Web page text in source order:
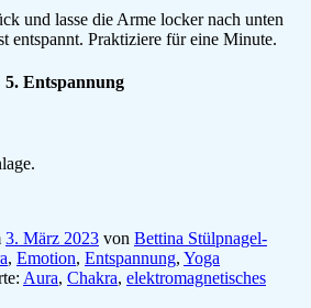
und lasse die Arme locker nach unten
entspannt. Praktiziere für eine Minute.
5. Entspannung
3. März 2023 von Bettina Stülpnagel-
, Emotion, Entspannung, Yoga
Aura, Chakra, elektromagnetisches